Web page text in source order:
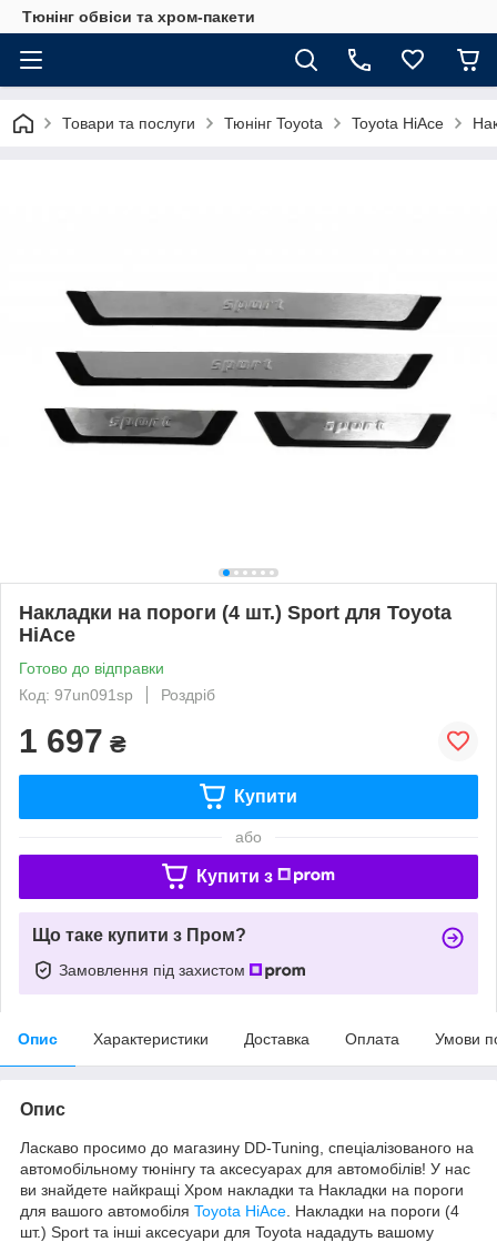
Тюнінг обвіси та хром-пакети
Товари та послуги Тюнінг Toyota Toyota HiAce
Накладки на пороги (4 шт.) Sport для Toyota
HiAce
Готово до відправки
Код: 97un091sp
Роздріб
1 697 ₴
Купити
або
Купити з
Що таке купити з Пром?
Замовлення під захистом
Опис Характеристики Доставка Оплата Умови
Опис
Ласкаво просимо до магазину DD-Tuning, спеціалізованого на
автомобільному тюнінгу та аксесуарах для автомобілів! У нас
ви знайдете найкращі Хром накладки та Накладки на пороги
для вашого автомобіля Toyota HiAce . Накладки на пороги (4
шт.) Sport та інші аксесуари для Toyota нададуть вашому